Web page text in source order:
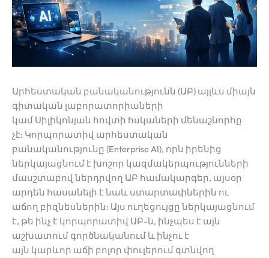
Արհեստական բանականությունն (ԱԲ) այլևս միայն
գիտական լաբորատորիաների
կամ Սիլիկոնյան հովտի հսկաների մենաշնորհը
չէ: Կորպորատիվ արհեստական
բանականությունը (Enterprise AI), որն իրենից
ներկայացնում է խոշոր կազմակերպությունների
մասշտաբով ներդրվող ԱԲ համակարգեր, այսօր
արդեն հասանելի է նաև ստարտափներին ու
աճող բիզնեսներին: Այս ուղեցույցը ներկայացնում
է, թե ինչ է կորպորատիվ ԱԲ-ն, ինչպես է այն
աշխատում գործնականում և ինչու է
այն կարևոր աճի բոլոր փուլերում գտնվող